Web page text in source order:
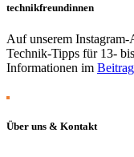
technikfreundinnen
Auf unserem
Technik-Tipps für 13-
Informationen im Beitrag
Über uns & Kontakt